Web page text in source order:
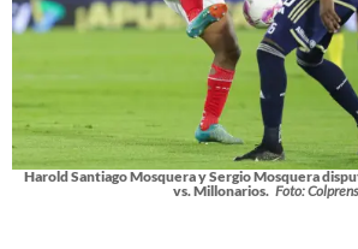
Harold Santiago Mosquera y Sergio Mosquera
vs. Millonarios. Foto: